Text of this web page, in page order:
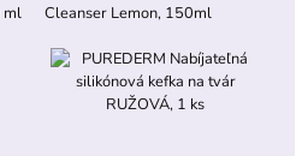
ml
Cleanser Lemon, 150ml